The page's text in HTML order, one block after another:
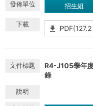
招生組
R4-J105學年
錄